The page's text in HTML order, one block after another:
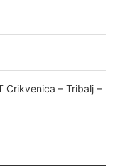
Crikvenica – Tribalj –